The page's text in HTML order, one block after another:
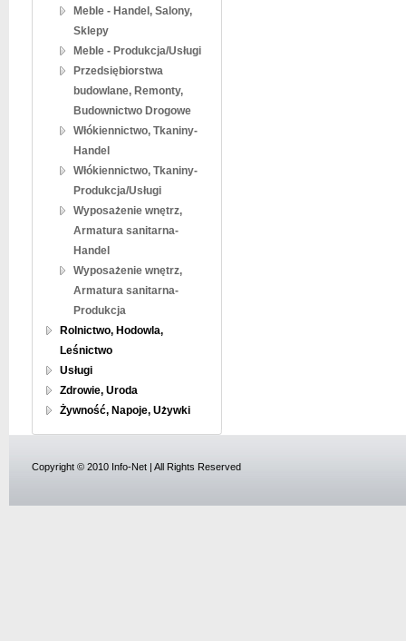
Meble - Handel, Salony,
Sklepy
Meble - Produkcja/Usługi
Przedsiębiorstwa
budowlane, Remonty,
Budownictwo Drogowe
Włókiennictwo, Tkaniny-
Handel
Włókiennictwo, Tkaniny-
Produkcja/Usługi
Wyposażenie wnętrz,
Armatura sanitarna-
Handel
Wyposażenie wnętrz,
Armatura sanitarna-
Produkcja
Rolnictwo, Hodowla,
Leśnictwo
Usługi
Zdrowie, Uroda
Żywność, Napoje, Używki
Copyright © 2010 Info-Net | All Rights Reserved